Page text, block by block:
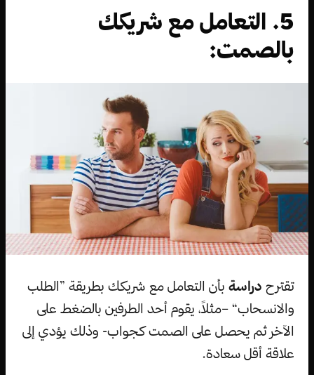
5. التعامل مع شريكك
بالصمت:
تقترح دراسة بأن التعامل مع شريكك بطريقة ”الطلب
والانسحاب“ –مثلاً، يقوم أحد الطرفين بالضغط على
الآخر ثم يحصل على الصمت كجواب- وذلك يؤدي إلى
علاقة أقل سعادة.